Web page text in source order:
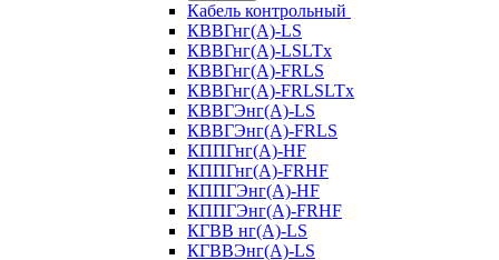
Кабель контрольный
КВВГнг(А)-LS
КВВГнг(А)-LSLTx
КВВГнг(А)-FRLS
КВВГнг(А)-FRLSLTx
КВВГЭнг(А)-LS
КВВГЭнг(А)-FRLS
КППГнг(А)-HF
КППГнг(А)-FRHF
КППГЭнг(А)-HF
КППГЭнг(А)-FRHF
КГВВ нг(А)-LS
КГВВЭнг(А)-LS